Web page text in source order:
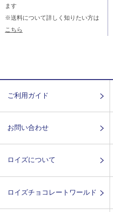
ます
※送料について詳しく知りたい方は
こちら
ご利用ガイド
お問い合わせ
ロイズについて
ロイズチョコレートワールド